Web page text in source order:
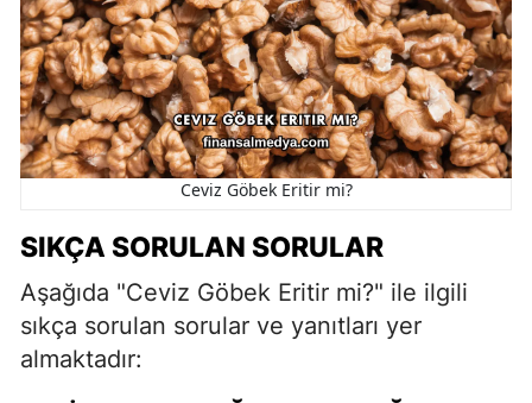
Ceviz Göbek Eritir mi?
SIKÇA SORULAN SORULAR
Aşağıda "Ceviz Göbek Eritir mi?" ile ilgili
sıkça sorulan sorular ve yanıtları yer
almaktadır: